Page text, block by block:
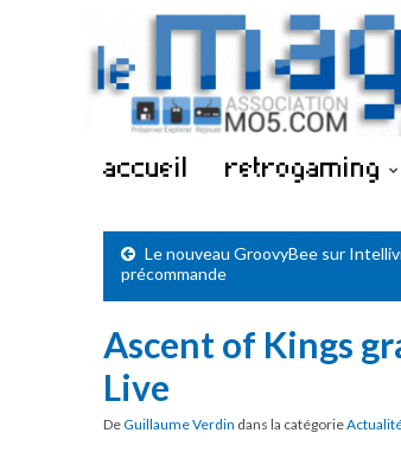
accueil retrogaming
Le nouveau GroovyBee sur
précommande
Ascent of Kings
Live
DeGuillaume Verdin dans la catégorie